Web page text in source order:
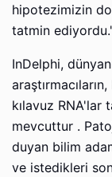
hipotezimizin
tatmin
InDelphi,
kılavuz RNA'lar
mevcuttur .
duyan bilim
ve istedikleri